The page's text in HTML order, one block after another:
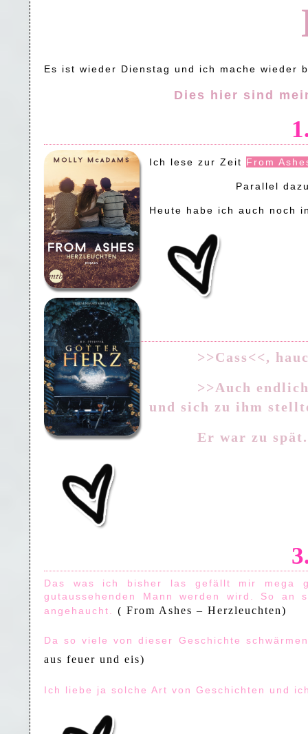
Es ist wieder Dienstag und ich mache wieder
Dies hier sind
Ich lese zur Zeit From
Parallel
Heute habe ich auch noch
>>Cass<<,
>>Auch
und sich zu ihm
Er war zu spät.
Das was ich bisher las gefällt mir mega
gutaussehenden Mann werden wird. So
angehaucht. ( From Ashes – Herzleuchten)
Da so viele von dieser Geschichte
aus feuer und eis)
Ich liebe ja solche Art von Geschichten und